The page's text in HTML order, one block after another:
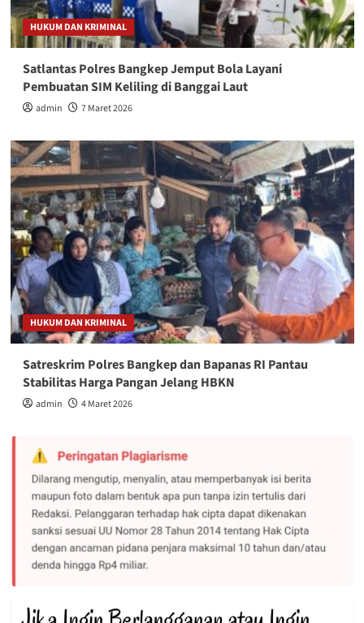
HUKUM DAN KRIMINAL
Satlantas Polres Bangkep Jemput Bola Layani
Pembuatan SIM Keliling di Banggai Laut
admin 7 Maret 2026
HUKUM DAN KRIMINAL
Satreskrim Polres Bangkep dan Bapanas RI Pantau
Stabilitas Harga Pangan Jelang HBKN
admin 4 Maret 2026